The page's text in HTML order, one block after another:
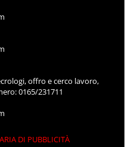
offro e cerco lavoro,
0165/231711
DI PUBBLICITÀ